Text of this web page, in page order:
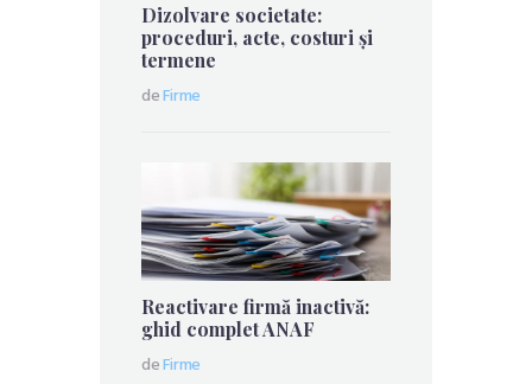
Dizolvare societate:
proceduri, acte, costuri și
termene
deFirme
Reactivare firmă inactivă:
ghid complet ANAF
deFirme